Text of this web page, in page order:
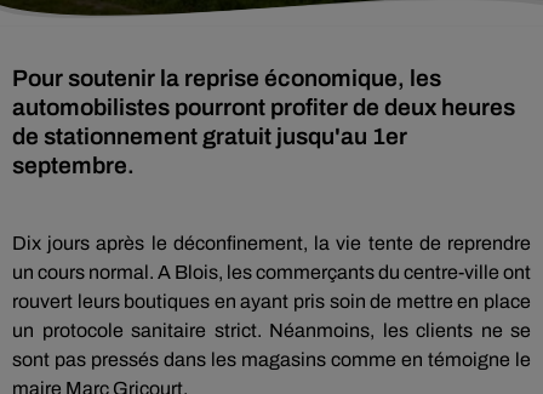
Pour soutenir la reprise économique, les
automobilistes pourront profiter de deux heures
de stationnement gratuit jusqu'au 1er
septembre.
Dix jours après le déconfinement, la vie tente de reprendre
un cours normal. A Blois, les commerçants du centre-ville ont
rouvert leurs boutiques en ayant pris soin de mettre en place
un protocole sanitaire strict. Néanmoins, les clients ne se
sont pas pressés dans les magasins comme en témoigne le
maire Marc Gricourt.